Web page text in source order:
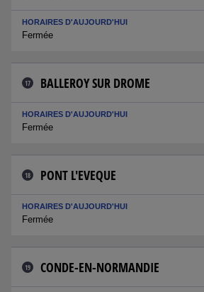
HORAIRES D'AUJOURD'HUI
Fermée
17 BALLEROY SUR DROME
HORAIRES D'AUJOURD'HUI
Fermée
18 PONT L'EVEQUE
HORAIRES D'AUJOURD'HUI
Fermée
19 CONDE-EN-NORMANDIE